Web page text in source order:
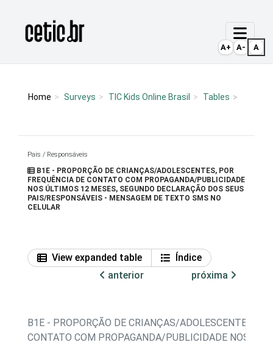
Página inicial
Home Surveys TIC Kids Online Brasil Tables
Pais / Responsáveis
B1E - PROPORÇÃO DE CRIANÇAS/ADOLESCENTES, POR
FREQUÊNCIA DE CONTATO COM PROPAGANDA/PUBLICIDADE
NOS ÚLTIMOS 12 MESES, SEGUNDO DECLARAÇÃO DOS SEUS
PAIS/RESPONSÁVEIS - MENSAGEM DE TEXTO SMS NO
CELULAR
View expanded table
Índice
anterior
próxima
B1E - PROPORÇÃO DE CRIANÇAS/ADOLESCENTES,
CONTATO COM PROPAGANDA/PUBLICIDADE NOS
A+ A- A